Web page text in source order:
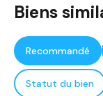
Biens
Recommandé
Statut du bien